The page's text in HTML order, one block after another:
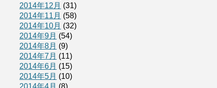
2014年12月 (31)
2014年11月 (58)
2014年10月 (32)
2014年9月 (54)
2014年8月 (9)
2014年7月 (11)
2014年6月 (15)
2014年5月 (10)
2014年4月 (8)